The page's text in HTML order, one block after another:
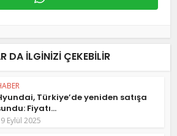
DA ILGINIZI ÇEKEBILIR
Türkiye’de yeniden satışa
Fiyatı...
Eylül 2025